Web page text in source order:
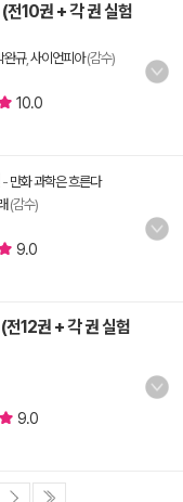
전10권 + 각 권 실험
완규, 사이언피아(감수)
10.0
- 만화 과학은 흐른다
(감수)
9.0
전12권 + 각 권 실험
9.0